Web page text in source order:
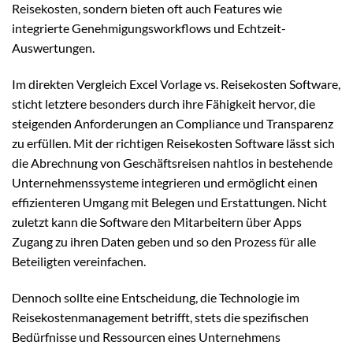
Reisekosten, sondern bieten oft auch Features wie
integrierte Genehmigungsworkflows und Echtzeit-
Auswertungen.
Im direkten Vergleich Excel Vorlage vs. Reisekosten Software,
sticht letztere besonders durch ihre Fähigkeit hervor, die
steigenden Anforderungen an Compliance und Transparenz
zu erfüllen. Mit der richtigen Reisekosten Software lässt sich
die Abrechnung von Geschäftsreisen nahtlos in bestehende
Unternehmenssysteme integrieren und ermöglicht einen
effizienteren Umgang mit Belegen und Erstattungen. Nicht
zuletzt kann die Software den Mitarbeitern über Apps
Zugang zu ihren Daten geben und so den Prozess für alle
Beteiligten vereinfachen.
Dennoch sollte eine Entscheidung, die Technologie im
Reisekostenmanagement betrifft, stets die spezifischen
Bedürfnisse und Ressourcen eines Unternehmens